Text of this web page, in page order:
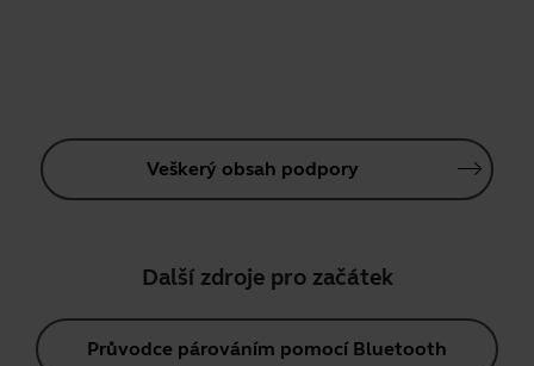
Veškerý obsah podpory
Další zdroje pro začátek
Průvodce párováním pomocí Bluetooth